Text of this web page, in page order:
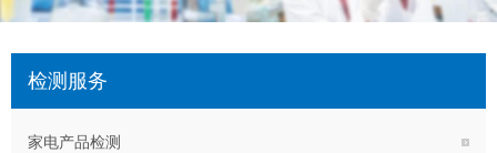
检测服务
家电产品检测